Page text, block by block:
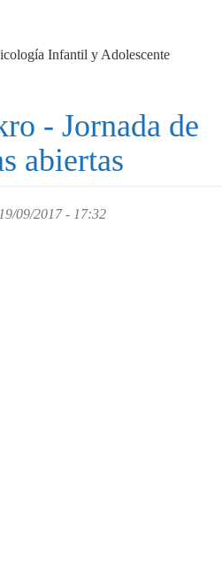
- Jornada de
abiertas
09/2017 - 17:32